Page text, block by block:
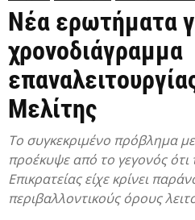
Νέα ερωτήματα
χρονοδιάγραμμα
Μελίτης
Το συγκεκριμένο πρόβλημα
προέκυψε από το γεγονός ότι
Επικρατείας είχε κρίνει
περιβαλλοντικούς όρους